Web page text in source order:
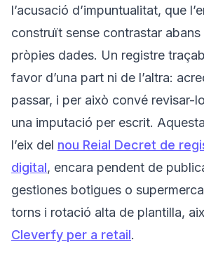
l’acusació d’impuntualitat, que
construït sense contrastar abans
pròpies dades. Un registre
favor d’una part ni de l’altra:
passar, i per això convé revisar-
una imputació per escrit.
l’eix del nou Reial Decret de
digital, encara pendent de
gestiones botigues o
torns i rotació alta de plantilla,
Cleverfy per a retail.